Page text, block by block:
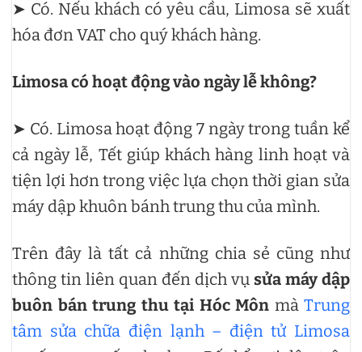
➤ Có. Nếu khách có yêu cầu, Limosa sẽ xuất
hóa đơn VAT cho quý khách hàng.
Limosa có hoạt động vào ngày lễ không?
➤ Có. Limosa hoạt động 7 ngày trong tuần kể
cả ngày lễ, Tết giúp khách hàng linh hoạt và
tiện lợi hơn trong việc lựa chọn thời gian sửa
máy dập khuôn bánh trung thu của mình.
Trên đây là tất cả những chia sẻ cũng như
thông tin liên quan đến dịch vụ sửa máy dập
buôn bán trung thu tại Hóc Môn mà Trung
tâm sửa chữa điện lạnh – điện tử Limosa